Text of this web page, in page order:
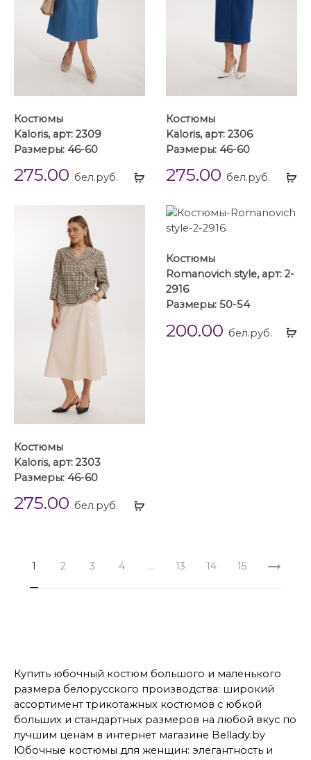
Выбрать
Костюмы
Kaloris, арт: 2309
Размеры: 46-60
275.00 бел.руб.
Костюмы
Kaloris, арт: 2306
Размеры: 46-60
275.00 бел.руб.
Выбрать
Костюмы
Kaloris, арт: 2303
Размеры: 46-60
275.00 бел.руб.
Костюмы
Romanovich style, арт: 2-
2916
Размеры: 50-54
200.00 бел.руб.
1 2 3 4 … 13 14 15
Купить юбочный костюм большого и маленького
размера белорусского производства: широкий
ассортимент трикотажных костюмов с юбкой
больших и стандартных размеров на любой вкус по
лучшим ценам в интернет магазине Bellady.by
Юбочные костюмы для женщин: элегантность и